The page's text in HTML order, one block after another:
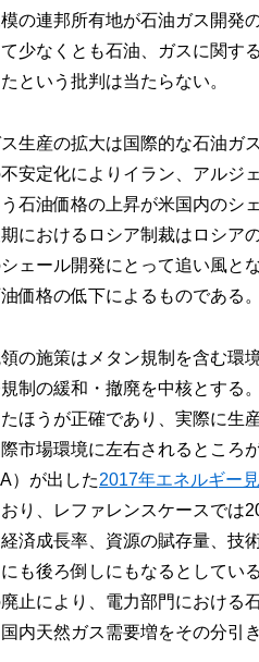
の連邦所有地が石油ガス開発
少なくとも石油、ガスに関す
という批判は当たらない。
生産の拡大は国際的な石油ガ
安定化によりイラン、アルジ
石油価格の上昇が米国内のシ
におけるロシア制裁はロシア
ェール開発にとって追い風と
価格の低下によるものである。
領の施策はメタン規制を含む環
制の緩和・撤廃を中核とする
ほうが正確であり、実際に生
市場環境に左右されるところ
）が出した2017年エネルギー
り、レファレンスケースでは
済成長率、資源の賦存量、技
も後ろ倒しにもなるとしてい
止により、電力部門における
内天然ガス需要増をその分引